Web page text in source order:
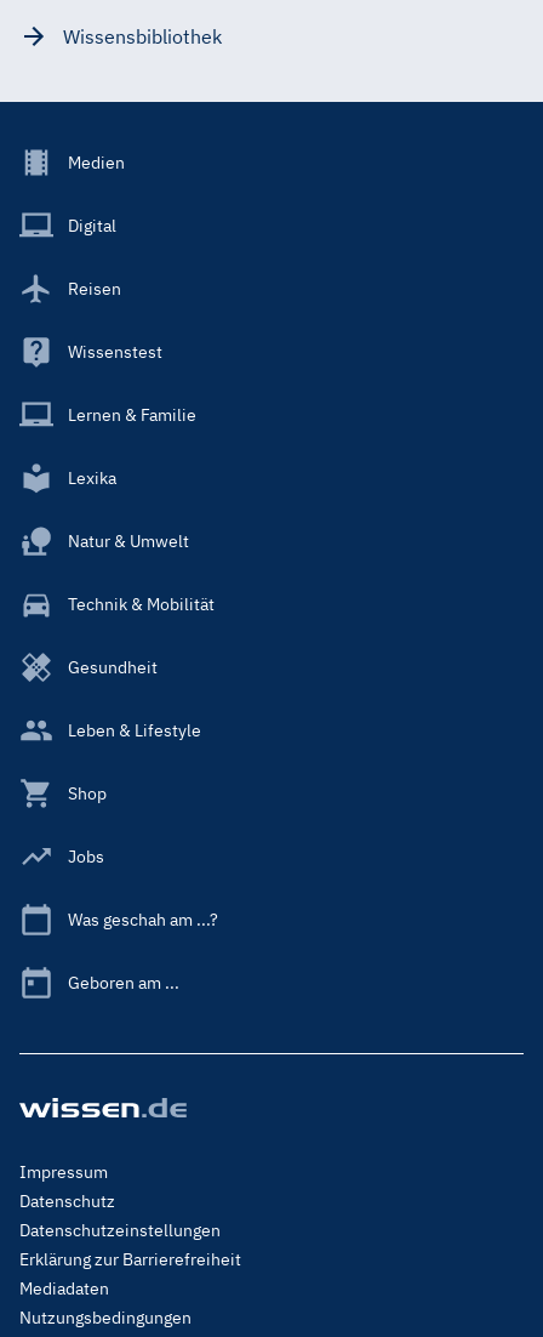
Wissensbibliothek
Footer
Main
Medien
Digital
Reisen
Wissenstest
Lernen & Familie
Lexika
Natur & Umwelt
Technik & Mobilität
Gesundheit
Leben & Lifestyle
Shop
Jobs
Was geschah am ...?
Geboren am ...
Footer
Menu
Legal
Impressum
Datenschutz
Datenschutzeinstellungen
Erklärung zur Barrierefreiheit
Mediadaten
Nutzungsbedingungen